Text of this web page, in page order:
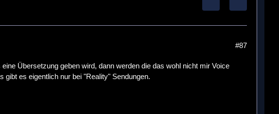
#87
Übersetzung geben wird, dann werden die das wohl nicht mir Voice
es eigentlich nur bei "Reality" Sendungen.